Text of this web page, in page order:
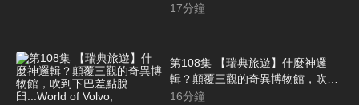
17分鐘
第108集 【瑞典旅遊】什麼神邏
輯？顛覆三觀的奇異博物館，吹到
下巴差點脫臼...World of Volvo,
16分鐘